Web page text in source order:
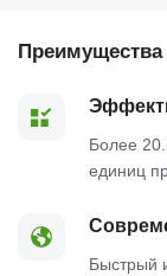
Более
единиц
Быстрый